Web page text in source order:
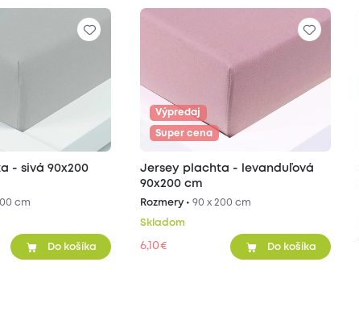
- sivá 90x200
cm
Do košíka
Výpredaj
Super cena
Jersey plachta - levanduľová
90x200 cm
Rozmery • 90 x 200 cm
Skladom
6,10 € Do košíka